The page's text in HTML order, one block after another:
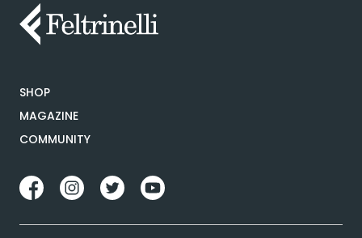
SHOP
MAGAZINE
COMMUNITY